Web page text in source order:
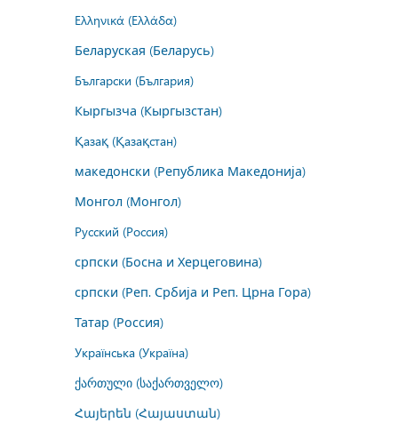
Ελληνικά (Ελλάδα)
Беларуская (Беларусь)
Български (България)
Кыргызча (Кыргызстан)
Қазақ (Қазақстан)
македонски (Република Македонија)
Монгол (Монгол)
Русский (Россия)
српски (Босна и Херцеговина)
српски (Реп. Србија и Реп. Црна Гора)
Татар (Россия)
Українська (Україна)
ქართული (საქართველო)
Հայերեն (Հայաստան)